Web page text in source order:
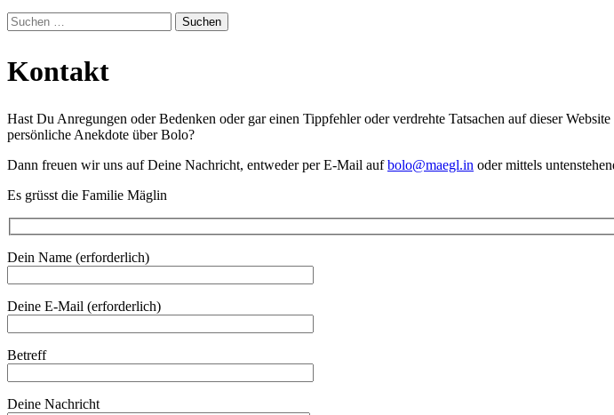
Suche
nach:
Kontakt
Hast Du Anregungen oder Bedenken oder gar einen Tippfehler oder verdrehte Tatsachen auf dieser
persönliche Anekdote über Bolo?
Dann freuen wir uns auf Deine Nachricht, entweder per E-Mail aufbolo@maegl.in oder mittels
Es grüsst die Familie Mäglin
Dein Name (erforderlich)
Deine E-Mail (erforderlich)
Betreff
Deine Nachricht